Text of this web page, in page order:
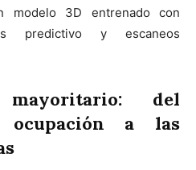
modelo 3D entrenado con
predictivo y escaneos
del
ocupación a las